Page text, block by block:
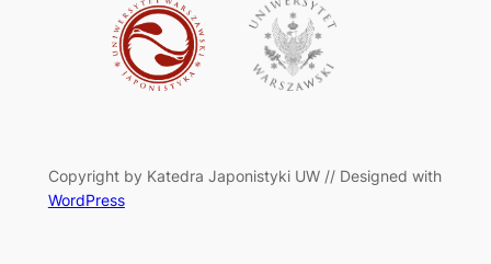
Copyright by Katedra Japonistyki UW // Designed with
WordPress